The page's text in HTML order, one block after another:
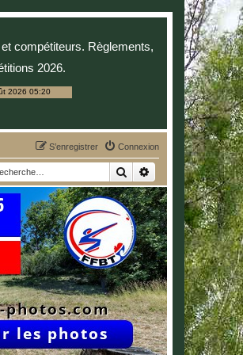
compétiteurs. Règlements,
2026.
2026 05:20
Connexion
S’enregistrer
RechercherRecherche avancée